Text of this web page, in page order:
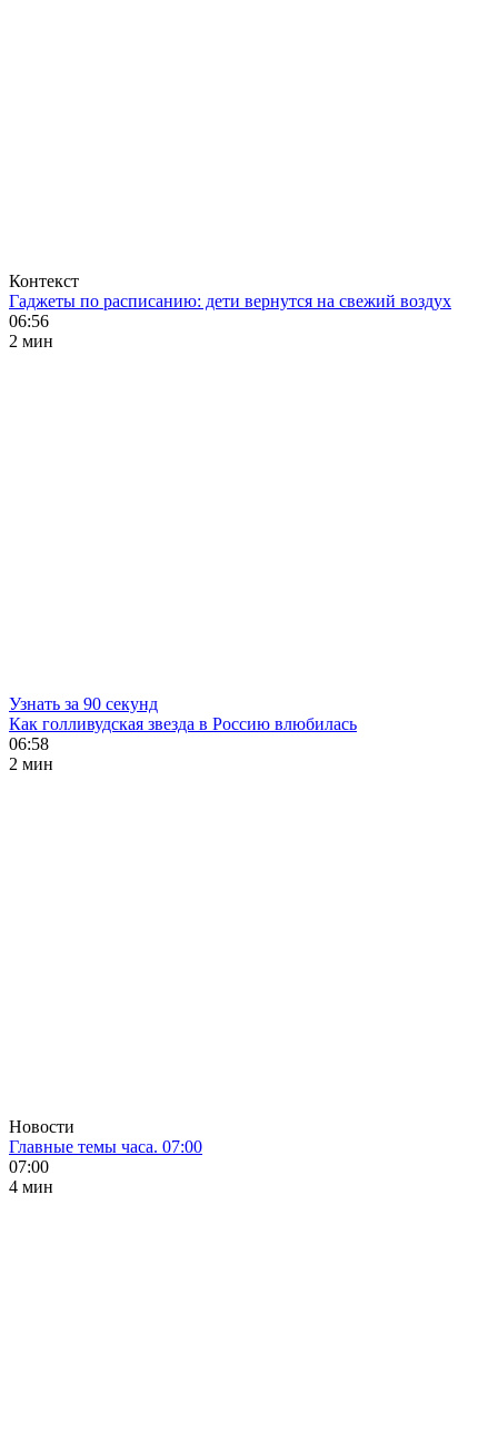
Контекст
Гаджеты по расписанию: дети вернутся на свежий воздух
06:56
2 мин
Узнать за 90 секунд
Как голливудская звезда в Россию влюбилась
06:58
2 мин
Новости
Главные темы часа. 07:00
07:00
4 мин